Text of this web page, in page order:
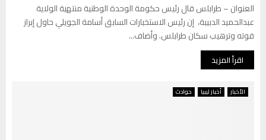
العنوان – طرابلس قال رئيس حكومة الوحدة الوطنية منتهية الولاية
عبدالحميد الدبيبة، إن رئيس الاستخبارات السابق أسامة الجويلي حاول إبراز
قوته وترهيب سكان طرابلس. وأضاف...
اقرأ المزيد
الأخبار أخبار ليبيا حوادث